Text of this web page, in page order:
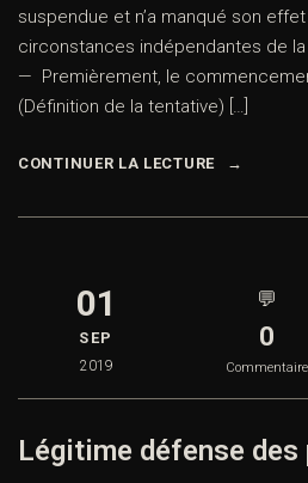
suspendue et n’a manqué son effet
circonstances indépendantes de
— Premièrement, le
(Définition de la tentative) […]
CONTINUER LA LECTURE
01
SEP
2019
💬
0
Commentaire
Légitime défense des